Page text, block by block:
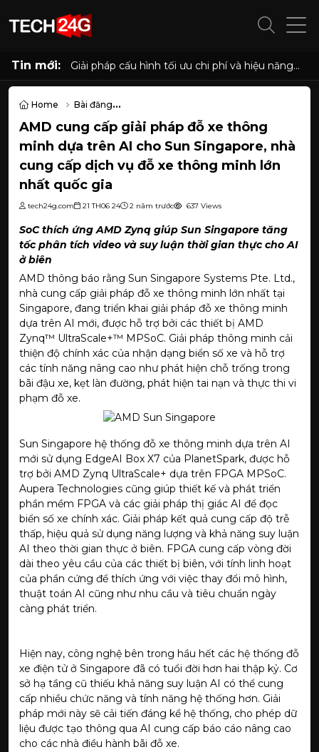
Tin mới:
Giải pháp cấu hình tối ưu chi phí và hiệu năng
cho phòng net hiện đại với AMD Ryzen 7
8GB
Home
Bài đăng
AMD cung cấp giải pháp đỗ xe thông minh dựa trên AI cho Sun
AMD cung cấp giải pháp đỗ xe thông
minh dựa trên AI cho Sun Singapore, nhà
cung cấp dịch vụ đỗ xe thông minh lớn
nhất quốc gia
tech24g.com 21 TH06 24 2 năm trước 637 Views
SoC thích ứng AMD Zynq giúp Sun Singapore tăng
tốc phân tích video và suy luận thời gian thực cho AI
ở biên
AMD thông báo rằng Sun Singapore Systems Pte. Ltd.,
nhà cung cấp giải pháp đỗ xe thông minh lớn nhất tại
Singapore, đang triển khai giải pháp đỗ xe thông minh
dựa trên AI mới, được hỗ trợ bởi các thiết bị AMD
Zynq™ UltraScale+™ MPSoC. Giải pháp thông minh cải
thiện độ chính xác của nhận dạng biển số xe và hỗ trợ
các tính năng nâng cao như phát hiện chỗ trống trong
bãi đậu xe, kẹt làn đường, phát hiện tai nạn và thực thi vi
phạm đỗ xe.
Sun Singapore hệ thống đỗ xe thông minh dựa trên AI
mới sử dụng EdgeAI Box X7 của PlanetSpark, được hỗ
trợ bởi AMD Zynq UltraScale+ dựa trên FPGA MPSoC.
Aupera Technologies cũng giúp thiết kế và phát triển
phần mềm FPGA và các giải pháp thị giác AI để đọc
biển số xe chính xác. Giải pháp kết quả cung cấp độ trễ
thấp, hiệu quả sử dụng năng lượng và khả năng suy luận
AI theo thời gian thực ở biên. FPGA cung cấp vòng đời
dài theo yêu cầu của các thiết bị biên, với tính linh hoạt
của phần cứng để thích ứng với việc thay đổi mô hình,
thuật toán AI cũng như nhu cầu và tiêu chuẩn ngày
càng phát triển.
Hiện nay, công nghệ bên trong hầu hết các hệ thống đỗ
xe điện tử ở Singapore đã có tuổi đời hơn hai thập kỷ. Cơ
sở hạ tầng cũ thiếu khả năng suy luận AI có thể cung
cấp nhiều chức năng và tính năng hệ thống hơn. Giải
pháp mới này sẽ cải tiến đáng kể hệ thống, cho phép dữ
liệu được tạo thông qua AI cung cấp báo cáo nâng cao
cho các nhà điều hành bãi đỗ xe.